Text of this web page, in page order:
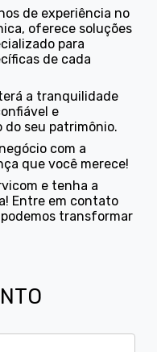
de experiência no
oferece soluções
para
de cada
a tranquilidade
e
do seu patrimônio.
com a
que você merece!
e tenha a
Entre em contato
transformar